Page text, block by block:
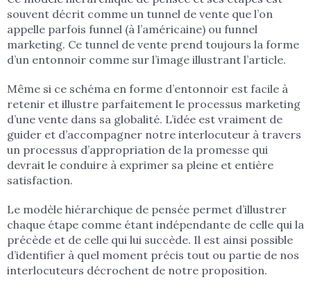
souvent décrit comme un tunnel de vente que l’on
appelle parfois funnel (à l’américaine) ou funnel
marketing. Ce tunnel de vente prend toujours la forme
d’un entonnoir comme sur l’image illustrant l’article.
Même si ce schéma en forme d’entonnoir est facile à
retenir et illustre parfaitement le processus marketing
d’une vente dans sa globalité. L’idée est vraiment de
guider et d’accompagner notre interlocuteur à travers
un processus d’appropriation de la promesse qui
devrait le conduire à exprimer sa pleine et entière
satisfaction.
Le modèle hiérarchique de pensée permet d’illustrer
chaque étape comme étant indépendante de celle qui la
précède et de celle qui lui succède. Il est ainsi possible
d’identifier à quel moment précis tout ou partie de nos
interlocuteurs décrochent de notre proposition.